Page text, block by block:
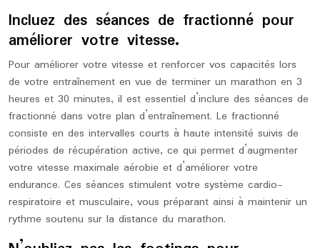
Incluez des séances de fractionné pour
améliorer votre vitesse.
Pour améliorer votre vitesse et renforcer vos capacités lors
de votre entraînement en vue de terminer un marathon en 3
heures et 30 minutes, il est essentiel d’inclure des séances de
fractionné dans votre plan d’entraînement. Le fractionné
consiste en des intervalles courts à haute intensité suivis de
périodes de récupération active, ce qui permet d’augmenter
votre vitesse maximale aérobie et d’améliorer votre
endurance. Ces séances stimulent votre système cardio-
respiratoire et musculaire, vous préparant ainsi à maintenir un
rythme soutenu sur la distance du marathon.